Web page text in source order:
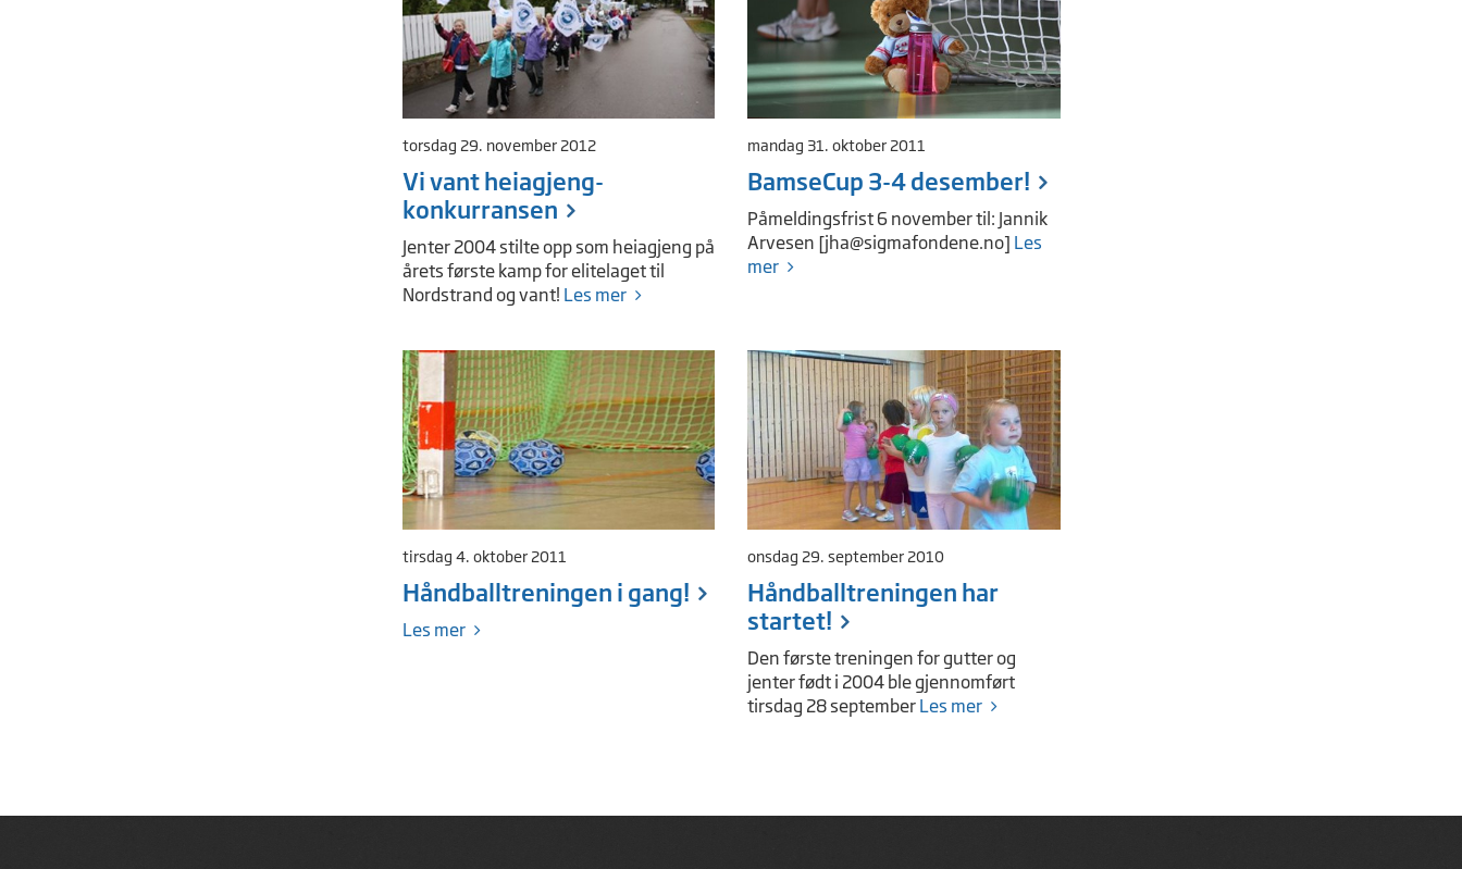
torsdag 29. november 2012
Vi vant heiagjeng-
konkurransen
Jenter 2004 stilte opp som heiagjeng på
årets første kamp for elitelaget til
Nordstrand og vant! Les mer
mandag 31. oktober 2011
BamseCup 3-4 desember!
Påmeldingsfrist 6 november til: Jannik
Arvesen [jha@sigmafondene.no] Les
mer
tirsdag 4. oktober 2011
Håndballtreningen i gang!
Les mer
onsdag 29. september 2010
Håndballtreningen har
startet!
Den første treningen for gutter og
jenter født i 2004 ble gjennomført
tirsdag 28 september Les mer